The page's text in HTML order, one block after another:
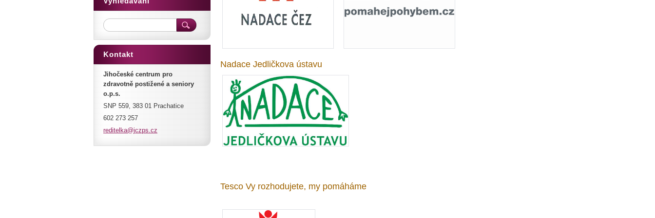
Nadace Jedličkova ústavu
Tesco Vy rozhodujete, my pomáháme
Kontakt
Jihočeské centrum pro
zdravotně postižené a seniory
o.p.s.
SNP 559, 383 01 Prachatice
602 273 257
reditelka@jczps.cz